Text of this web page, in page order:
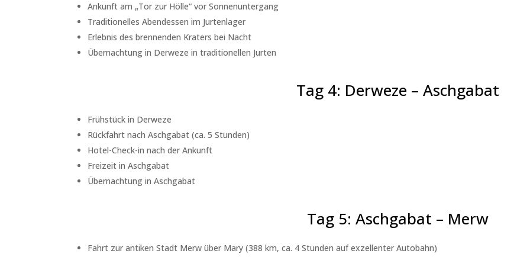
Ankunft am „Tor zur Hölle“ vor Sonnenuntergang
Traditionelles Abendessen im Jurtenlager
Erlebnis des brennenden Kraters bei Nacht
Übernachtung in Derweze in traditionellen Jurten
Tag 4: Derweze – Aschgabat
Frühstück in Derweze
Rückfahrt nach Aschgabat (ca. 5 Stunden)
Hotel-Check-in nach der Ankunft
Freizeit in Aschgabat
Übernachtung in Aschgabat
Tag 5: Aschgabat – Merw
Fahrt zur antiken Stadt Merw über Mary (388 km, ca. 4 Stunden auf exzellenter Autobahn)